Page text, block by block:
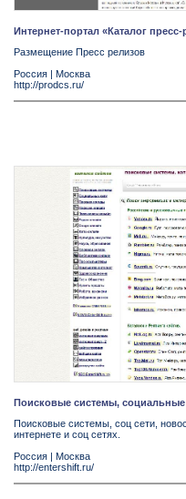
Интернет-портал «Каталог пресс-
Размещение Пресс релизов
Россия | Москва
http://prodcs.ru/
Поисковые системы,
Поисковые системы, соц сети,
интернете и соц сетях.
Россия
Москва
http://entershift.ru/